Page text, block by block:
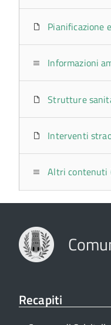
Pianificazione
Informazioni
Strutture
Interventi
Altri contenuti
Recapiti